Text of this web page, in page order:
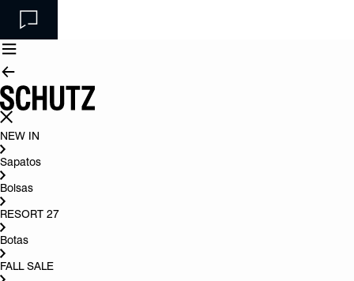
NEW IN
Sapatos
Bolsas
RESORT 27
Botas
FALL SALE